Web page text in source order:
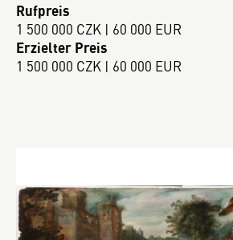
Rufpreis
1 500 000 CZK | 60 000 EUR
Erzielter Preis
1 500 000 CZK | 60 000 EUR